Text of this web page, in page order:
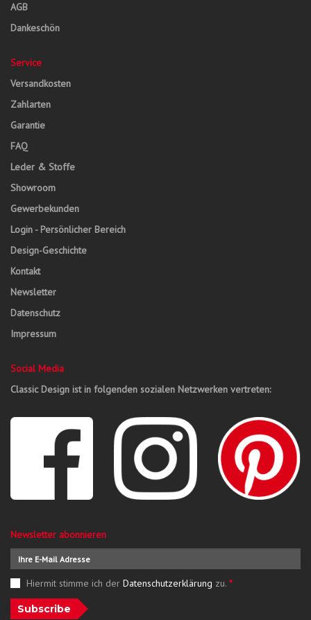
AGB
Dankeschön
Service
Versandkosten
Zahlarten
Garantie
FAQ
Leder & Stoffe
Showroom
Gewerbekunden
Login - Persönlicher Bereich
Design-Geschichte
Kontakt
Newsletter
Datenschutz
Impressum
Social Media
Classic Design ist in folgenden sozialen Netzwerken vertreten:
Newsletter abonnieren
Hiermit stimme ich der Datenschutzerklärung zu. *
Subscribe